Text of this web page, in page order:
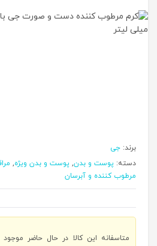
برند: جی
دسته: پوست و بدن, پوست و بدن ویژه,
مرطوب کننده و آبرسان
متاسفانه این کالا در حال حاضر